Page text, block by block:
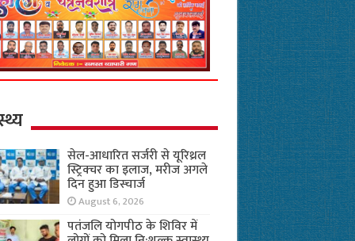
सेल-आधारित सर्जरी से यूरिथ्रल
स्ट्रिक्चर का इलाज, मरीज अगले
दिन हुआ डिस्चार्ज
August 6, 2026
पतंजलि योगपीठ के शिविर में